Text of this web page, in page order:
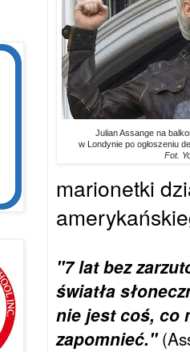
Julian Assange na
w Londynie po ogłoszeniu
Fot.
marionetki
"7 lat bez
światła
nie jest coś, co
zapomnieć."